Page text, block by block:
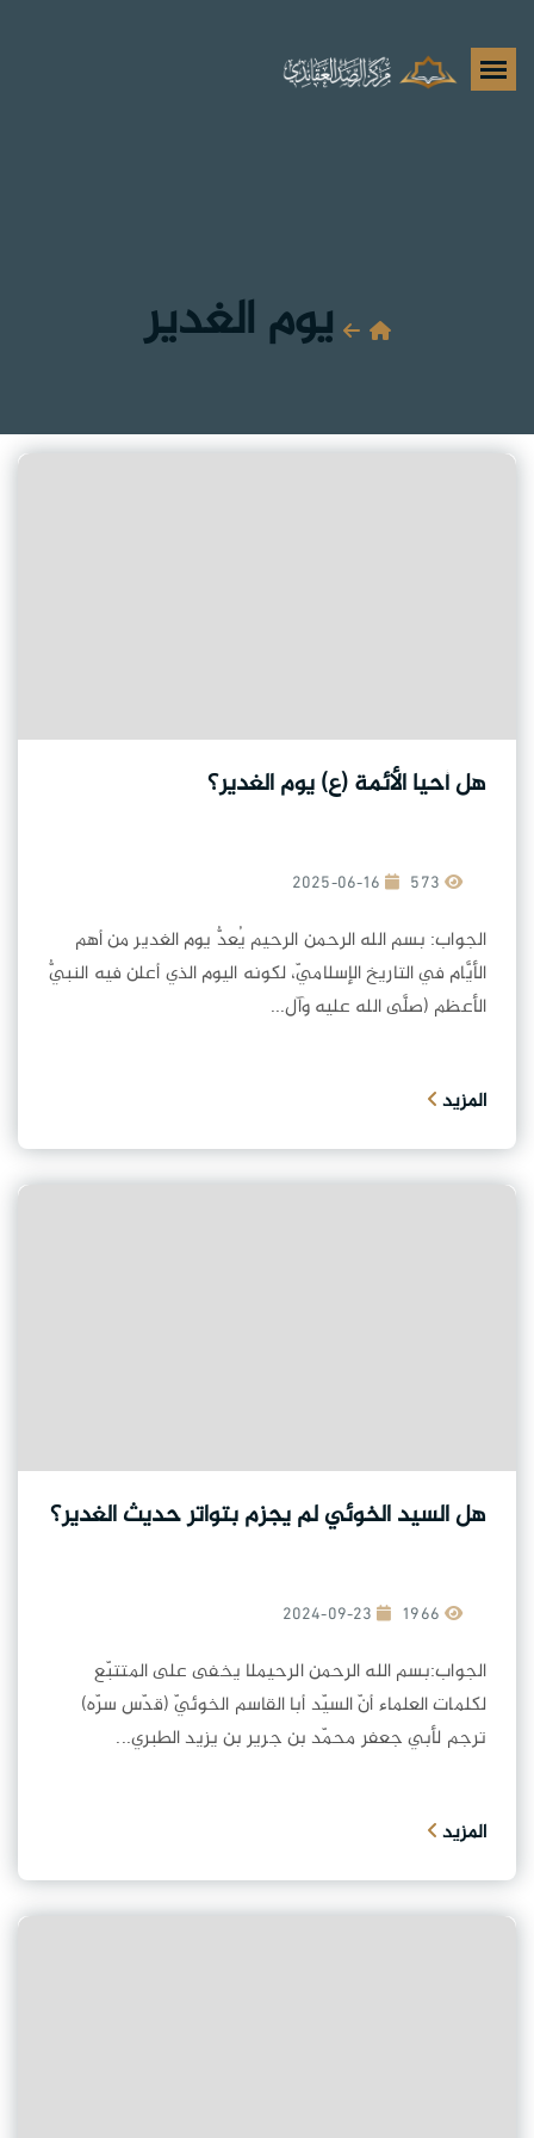
يوم الغدير
هل أحيا الأئمة (ع) يوم الغدير؟
2025-06-16
الجواب: بسم الله الرحمن الرحيم يُعدُّ يوم الغدير من أهم
الأيَّام في التاريخ الإسلاميّ، لكونه اليوم الذي أعلن فيه النبيُّ
الأعظم (صلَّى الله عليه وآل...
المزيد
هل السيد الخوئي لم يجزم بتواتر حديث الغدير؟
2024-09-23
الجواب:بسم الله الرحمن الرحيملا يخفى على المتتبّع
لكلمات العلماء أنّ السيّد أبا القاسم الخوئيّ (قدّس سرّه)
ترجم لأبي جعفر محمّد بن جرير بن يزيد الطبري...
المزيد